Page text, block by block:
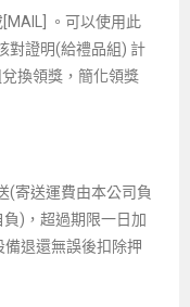
。可以使用此
對證明(給禮品組) 計
換領獎，簡化領獎
(寄送運費由本公司負
)，超過期限一日加
退還無誤後扣除押